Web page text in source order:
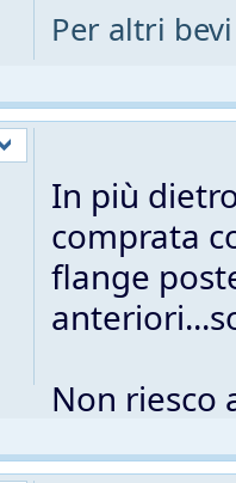
Per altri bevi
In più
comprata
flange
Non riesco